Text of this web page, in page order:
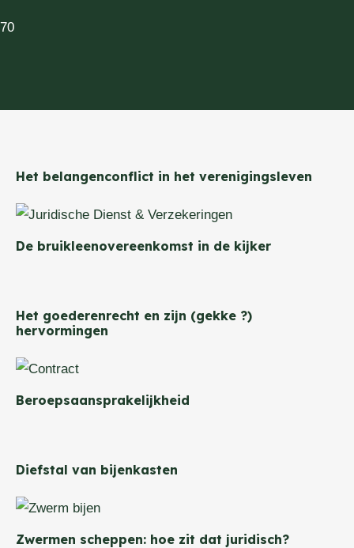
Het belangenconflict in het verenigingsleven
De bruikleenovereenkomst in de kijker
Het goederenrecht en zijn (gekke ?)
hervormingen
Beroepsaansprakelijkheid
Diefstal van bijenkasten
Zwermen scheppen: hoe zit dat juridisch?